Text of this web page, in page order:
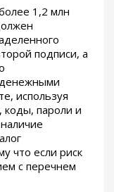
1,2 млн
подписи, а
используя
коды, пароли и
что если риск
с перечнем